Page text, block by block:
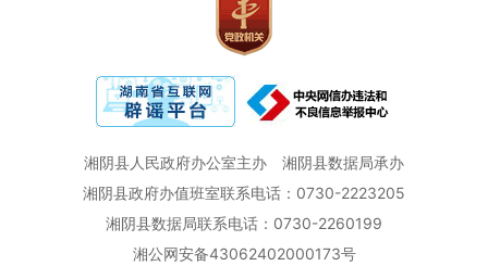
湘阴县人民政府办公室主办
湘阴县数据局承办
湘阴县政府办值班室联系电话：0730-2223205
湘阴县数据局联系电话：0730-2260199
湘公网安备43062402000173号